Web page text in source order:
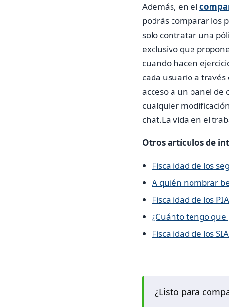
Además, en el
podrás comparar los
solo contratar una
exclusivo que
cuando hacen
cada usuario a través
acceso a un panel de
cualquier
chat.La vida en el
Otros artículos de
Fiscalidad de los
A quién nombrar
Fiscalidad de los
¿Cuánto tengo
Fiscalidad de los
¿Listo para